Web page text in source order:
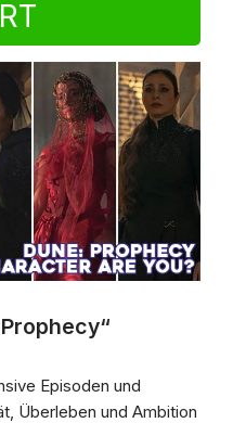
Episoden und
Überleben und Ambition